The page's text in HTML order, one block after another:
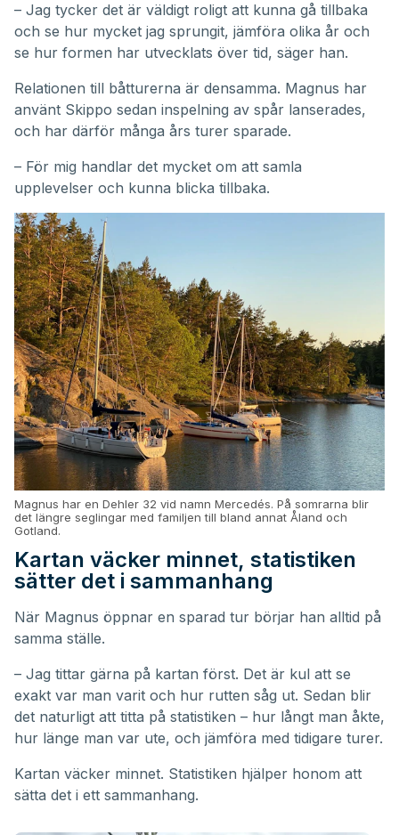
– Jag tycker det är väldigt roligt att kunna gå tillbaka
och se hur mycket jag sprungit, jämföra olika år och
se hur formen har utvecklats över tid, säger han.
Relationen till båtturerna är densamma. Magnus har
använt Skippo sedan inspelning av spår lanserades,
och har därför många års turer sparade.
– För mig handlar det mycket om att samla
upplevelser och kunna blicka tillbaka.
Magnus har en Dehler 32 vid namn Mercedés. På somrarna blir
det längre seglingar med familjen till bland annat Åland och
Gotland.
Kartan väcker minnet, statistiken
sätter det i sammanhang
När Magnus öppnar en sparad tur börjar han alltid på
samma ställe.
– Jag tittar gärna på kartan först. Det är kul att se
exakt var man varit och hur rutten såg ut. Sedan blir
det naturligt att titta på statistiken – hur långt man åkte,
hur länge man var ute, och jämföra med tidigare turer.
Kartan väcker minnet. Statistiken hjälper honom att
sätta det i ett sammanhang.